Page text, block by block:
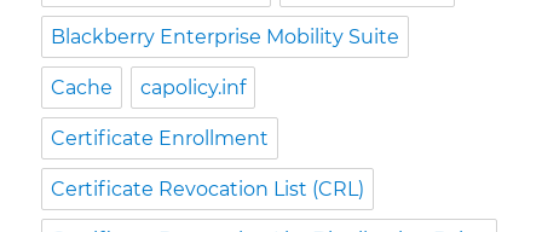
Blackberry Enterprise Mobility Suite
Cache capolicy.inf
Certificate Enrollment
Certificate Revocation List (CRL)